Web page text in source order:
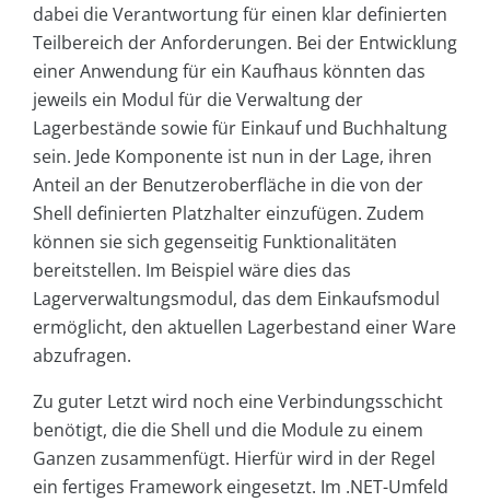
dabei die Verantwortung für einen klar definierten
Teilbereich der Anforderungen. Bei der Entwicklung
einer Anwendung für ein Kaufhaus könnten das
jeweils ein Modul für die Verwaltung der
Lagerbestände sowie für Einkauf und Buchhaltung
sein. Jede Komponente ist nun in der Lage, ihren
Anteil an der Benutzeroberfläche in die von der
Shell definierten Platzhalter einzufügen. Zudem
können sie sich gegenseitig Funktionalitäten
bereitstellen. Im Beispiel wäre dies das
Lagerverwaltungsmodul, das dem Einkaufsmodul
ermöglicht, den aktuellen Lagerbestand einer Ware
abzufragen.
Zu guter Letzt wird noch eine Verbindungsschicht
benötigt, die die Shell und die Module zu einem
Ganzen zusammenfügt. Hierfür wird in der Regel
ein fertiges Framework eingesetzt. Im .NET-Umfeld